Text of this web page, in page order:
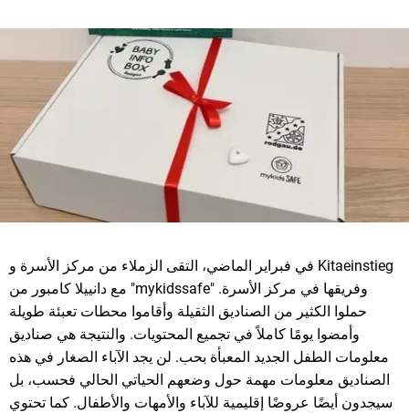
في فبراير الماضي، التقى الزملاء من مركز الأسرة و Kitaeinstieg
مع دانييلا كامبور من "mykidssafe" وفريقها في مركز الأسرة.
حملوا الكثير من الصناديق الثقيلة وأقاموا محطات تعبئة طويلة
وأمضوا يومًا كاملاً في تجميع المحتويات. والنتيجة هي صناديق
معلومات الطفل الجديد المعبأة بحب. لن يجد الآباء الصغار في هذه
الصناديق معلومات مهمة حول وضعهم الحياتي الحالي فحسب، بل
سيجدون أيضًا عروضًا إقليمية للآباء والأمهات والأطفال. كما تحتوي